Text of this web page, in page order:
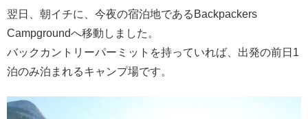
翌日、朝イチに、今夜の宿泊地であるBackpackers
Campgroundへ移動しました。
バックカントリーパーミットを持っていれば、出発の前日1
泊のみ泊まれるキャンプ場です。